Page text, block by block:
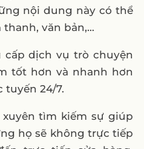
và tại sao nó quan trọng
việc có trang FAQ là
tạo một trang FAQ hiệu
FAQ lại được ưu tiên
nội dung này có thể
thanh, văn bản,…
dịch vụ trò chuyện
tốt hơn và nhanh hơn
tuyến 24/7.
tìm kiếm sự giúp
họ sẽ không trực tiếp